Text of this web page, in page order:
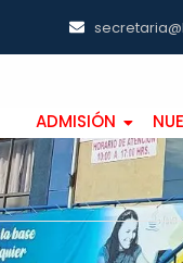
ADMISIÓN